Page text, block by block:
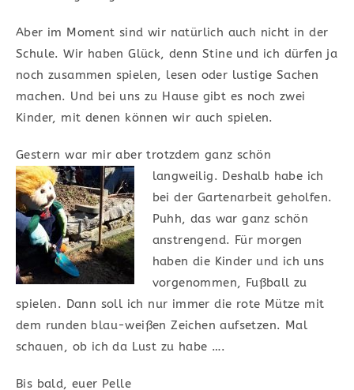
Aber im Moment sind wir natürlich auch nicht in der
Schule. Wir haben Glück, denn Stine und ich dürfen ja
noch zusammen spielen, lesen oder lustige Sachen
machen. Und bei uns zu Hause gibt es noch zwei
Kinder, mit denen können wir auch spielen.
Gestern war mir aber trotzdem ganz schön
langweilig. Deshalb habe ich
bei der Gartenarbeit geholfen.
Puhh, das war ganz schön
anstrengend. Für morgen
haben die Kinder und ich uns
vorgenommen, Fußball zu
spielen. Dann soll ich nur immer die rote Mütze mit
dem runden blau-weißen Zeichen aufsetzen. Mal
schauen, ob ich da Lust zu habe ….
Bis bald, euer Pelle